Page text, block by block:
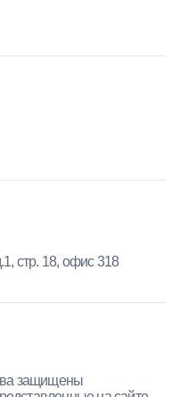
стр. 18, офис 318
защищены